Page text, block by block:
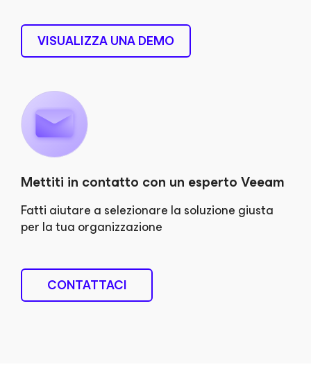
VISUALIZZA UNA DEMO
Mettiti in contatto con un esperto Veeam
Fatti aiutare a selezionare la soluzione giusta
per la tua organizzazione
CONTATTACI